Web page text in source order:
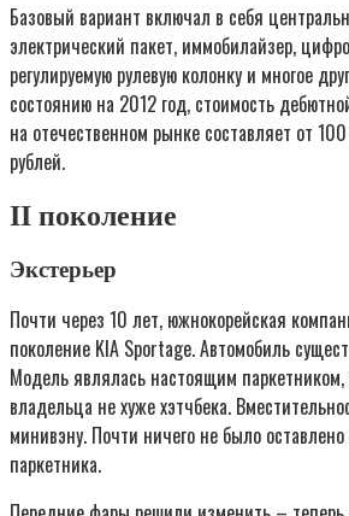
Базовый вариант включал в себя
электрический пакет, иммобилайзер,
регулируемую рулевую колонку и многое
состоянию на 2012 год, стоимость
на отечественном рынке составляет от
рублей.
II поколение
Экстерьер
Почти через 10 лет, южнокорейская
поколение KIA Sportage. Автомобиль
Модель являлась настоящим
владельца не хуже хэтчбека.
минивэну. Почти ничего не было
паркетника.